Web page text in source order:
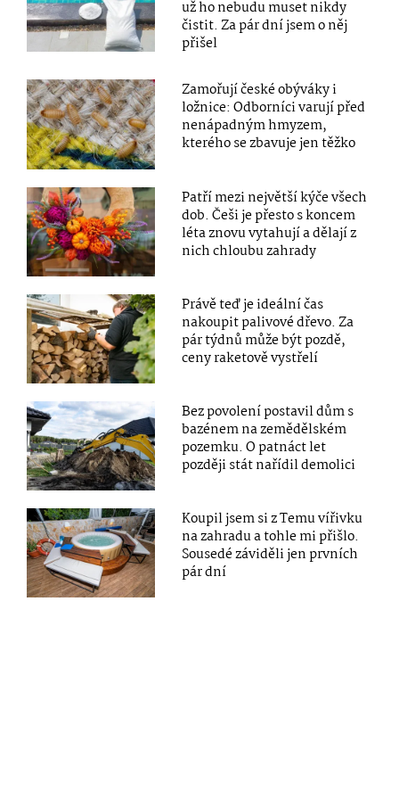
už ho nebudu muset nikdy
čistit. Za pár dní jsem o něj
přišel
Zamořují české obýváky i
ložnice: Odborníci varují před
nenápadným hmyzem,
kterého se zbavuje jen těžko
Patří mezi největší kýče všech
dob. Češi je přesto s koncem
léta znovu vytahují a dělají z
nich chloubu zahrady
Právě teď je ideální čas
nakoupit palivové dřevo. Za
pár týdnů může být pozdě,
ceny raketově vystřelí
Bez povolení postavil dům s
bazénem na zemědělském
pozemku. O patnáct let
později stát nařídil demolici
Koupil jsem si z Temu vířivku
na zahradu a tohle mi přišlo.
Sousedé záviděli jen prvních
pár dní